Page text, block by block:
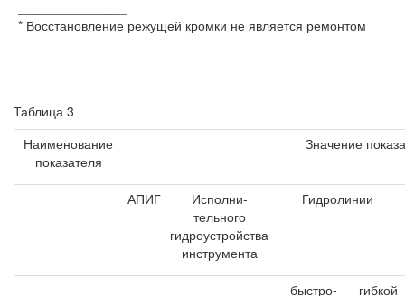
* Восстановление режущей кромки не является ремонтом
Таблица 3
Наименование
показателя
Значение
АПИГ
Исполни-
тельного
гидроустройства
инструмента
Гидролинии
быстро-
гибкой